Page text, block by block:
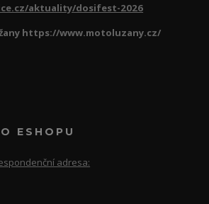
aktuality/dosifest-2026
https://www.motoluzany.cz/
ESHOPU
adresa: